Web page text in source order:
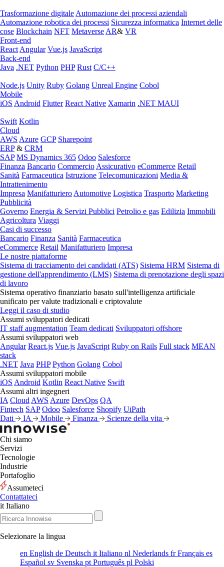
Trasformazione digitale Automazione dei processi aziendali
Automazione robotica dei processi Sicurezza informatica Internet delle
cose Blockchain NFT Metaverse AR& VR
Front-end
React Angular Vue.js JavaScript
Back-end
Java .NET Python PHP Rust C/C++
Node.js Unity Ruby Golang Unreal Engine Cobol
Mobile
iOS Android Flutter React Native Xamarin .NET MAUI
Swift Kotlin
Cloud
AWS Azure GCP Sharepoint
ERP& CRM
SAP MS Dynamics 365 Odoo Salesforce
Finanza Bancario Commercio Assicurativo eCommerce Retail
Sanità Farmaceutica Istruzione Telecomunicazioni Media &
Intrattenimento
Impresa Manifatturiero Automotive Logistica Trasporto Marketing
Pubblicità
Governo Energia & Servizi Pubblici Petrolio e gas Edilizia Immobili
Agricoltura Viaggi
Casi di successo
Bancario Finanza Sanità Farmaceutica
eCommerce Retail Manifatturiero Impresa
Le nostre piattaforme
Sistema di tracciamento dei candidati (ATS) Sistema HRM Sistema di
gestione dell'apprendimento (LMS) Sistema di prenotazione degli spazi
di lavoro
Sistema operativo finanziario basato sull'intelligenza artificiale
unificato per valute tradizionali e criptovalute
Leggi il caso di studio
Assumi sviluppatori dedicati
IT staff augmentation Team dedicati Sviluppatori offshore
Assumi sviluppatori web
Angular React.js Vue.js JavaScript Ruby on Rails Full stack MEAN
stack
.NET Java PHP Python Golang Cobol
Assumi sviluppatori mobile
iOS Android Kotlin React Native Swift
Assumi altri ingegneri
IA Cloud AWS Azure DevOps QA
Fintech SAP Odoo Salesforce Shopify UiPath
Dati
IA Mobile Finanza Scienze della vita
Chi siamo
Servizi
Tecnologie
Industrie
Portafoglio
Assumeteci
Contattateci
it Italiano
Selezionare la lingua
en English de Deutsch it Italiano nl Nederlands frFrançais es
Español sv Svenska pt Português pl Polski